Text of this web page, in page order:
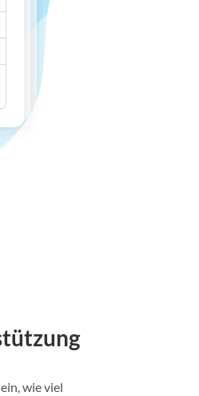
wie viel